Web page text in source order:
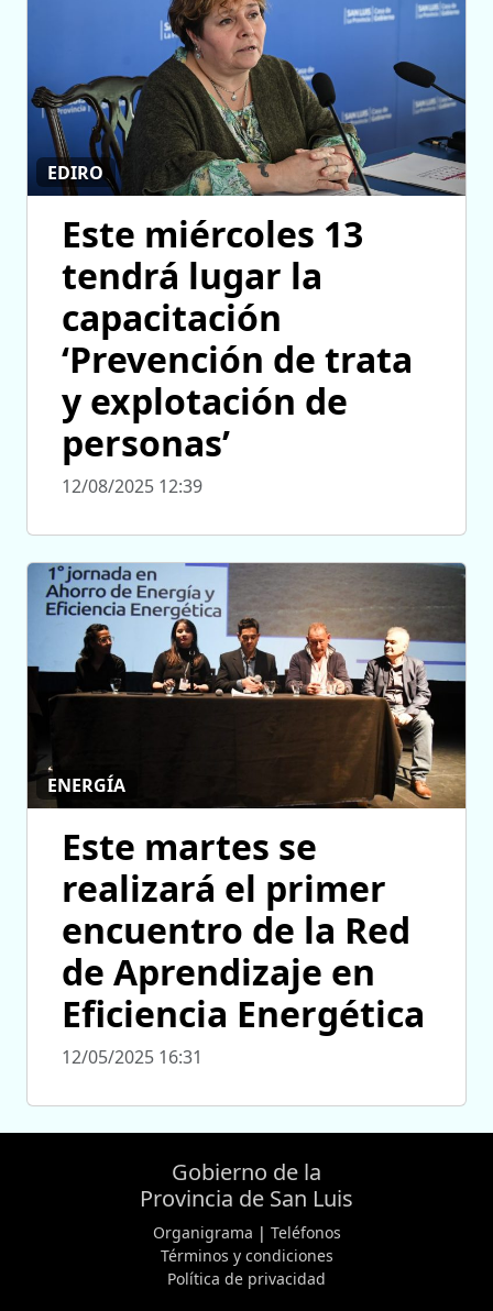
EDIRO
Este miércoles 13
tendrá lugar la
capacitación
‘Prevención de trata
y explotación de
personas’
12/08/2025 12:39
ENERGÍA
Este martes se
realizará el primer
encuentro de la Red
de Aprendizaje en
Eficiencia Energética
12/05/2025 16:31
Gobierno de la
Provincia de San Luis
Organigrama | Teléfonos
Términos y condiciones
Política de privacidad